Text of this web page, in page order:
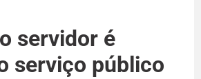
servidor é
serviço público